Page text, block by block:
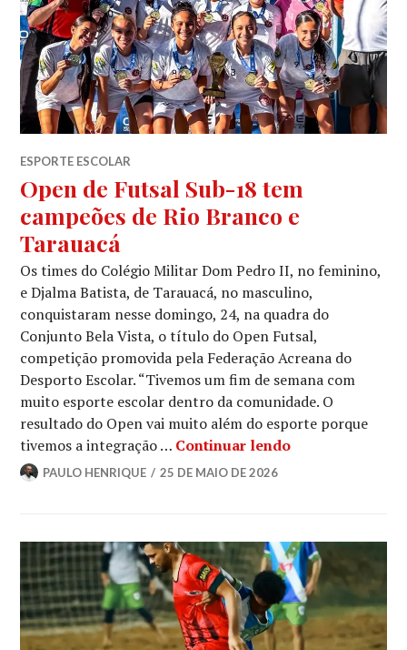
ESPORTE ESCOLAR
Open de Futsal Sub-18 tem
campeões de Rio Branco e
Tarauacá
Os times do Colégio Militar Dom Pedro II, no feminino,
e Djalma Batista, de Tarauacá, no masculino,
conquistaram nesse domingo, 24, na quadra do
Conjunto Bela Vista, o título do Open Futsal,
competição promovida pela Federação Acreana do
Desporto Escolar. “Tivemos um fim de semana com
muito esporte escolar dentro da comunidade. O
resultado do Open vai muito além do esporte porque
tivemos a integração … Continuar lendo
PAULO HENRIQUE 25 DE MAIO DE 2026